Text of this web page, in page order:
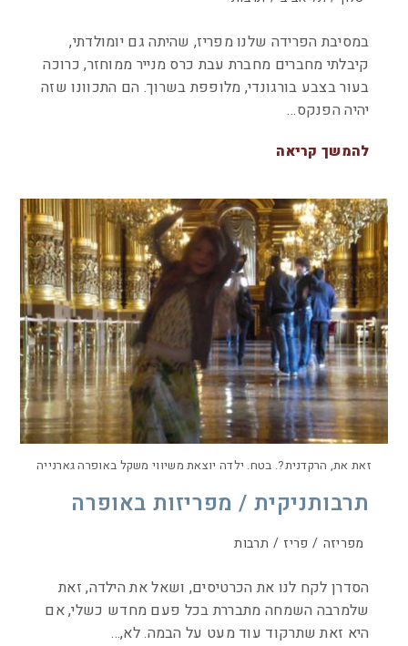
במסיבת הפרידה שלנו מפריז, שהיתה גם יומולדתי,
קיבלתי מחברים מחברת עבת כרס מנייר ממוחזר, כרוכה
בעור בצבע בורגונדי, מלופפת בשרוך. הם התכוונו שזה
יהיה הפנקס…
להמשך קריאה
זאת את, הרקדנית?. בטח. ילדה יוצאת משיווי משקל באופרה גארנייה
תרבותניקית / מפריזות באופרה
מפריזה / פריז / תרבות
הסדרן לקח לנו את הכרטיסים, ושאל את הילדה, זאת
שלמרבה השמחה מתבררת בכל פעם מחדש כשלי, אם
היא זאת שתרקוד עוד מעט על הבמה. לא,…